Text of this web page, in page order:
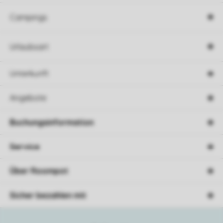
Campings
Urlaubsart
Unterkunft
Angebote
Buchungsinformation
Service
Über Roompot
Sicher bezahlen mit